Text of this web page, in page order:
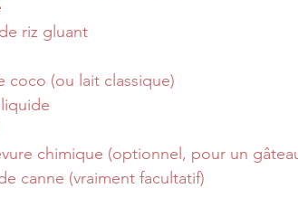
riz gluant
coco (ou lait classique)
chimique (optionnel, pour un
canne (vraiment facultatif)